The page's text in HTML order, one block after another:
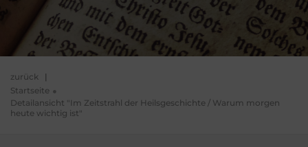
zurück |
Startseite
Detailansicht "Im Zeitstrahl der Heilsgeschichte / Warum morgen
heute wichtig ist"